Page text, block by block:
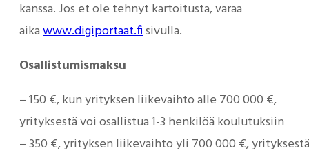
kanssa. Jos et ole tehnyt kartoitusta, varaa
aikawww.digiportaat.fisivulla.
Osallistumismaksu
– 150 €, kun yrityksen liikevaihto alle 700 000 €,
yrityksestä voi osallistua 1-3 henkilöä koulutuksiin
– 350 €, yrityksen liikevaihto yli 700 000 €, yrityksestä